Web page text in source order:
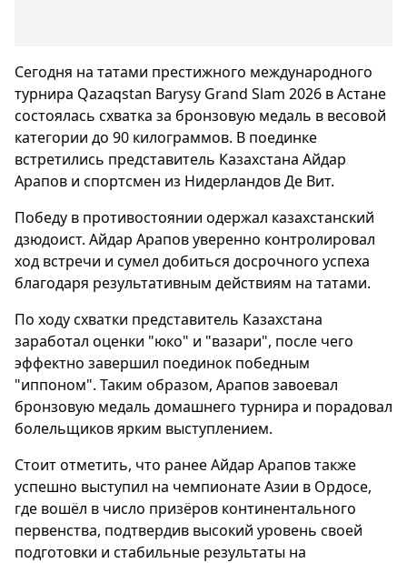
Сегодня на татами престижного международного
турнира Qazaqstan Barysy Grand Slam 2026 в Астане
состоялась схватка за бронзовую медаль в весовой
категории до 90 килограммов. В поединке
встретились представитель Казахстана Айдар
Арапов и спортсмен из Нидерландов Де Вит.
Победу в противостоянии одержал казахстанский
дзюдоист. Айдар Арапов уверенно контролировал
ход встречи и сумел добиться досрочного успеха
благодаря результативным действиям на татами.
По ходу схватки представитель Казахстана
заработал оценки "юко" и "вазари", после чего
эффектно завершил поединок победным
"иппоном". Таким образом, Арапов завоевал
бронзовую медаль домашнего турнира и порадовал
болельщиков ярким выступлением.
Стоит отметить, что ранее Айдар Арапов также
успешно выступил на чемпионате Азии в Ордосе,
где вошёл в число призёров континентального
первенства, подтвердив высокий уровень своей
подготовки и стабильные результаты на